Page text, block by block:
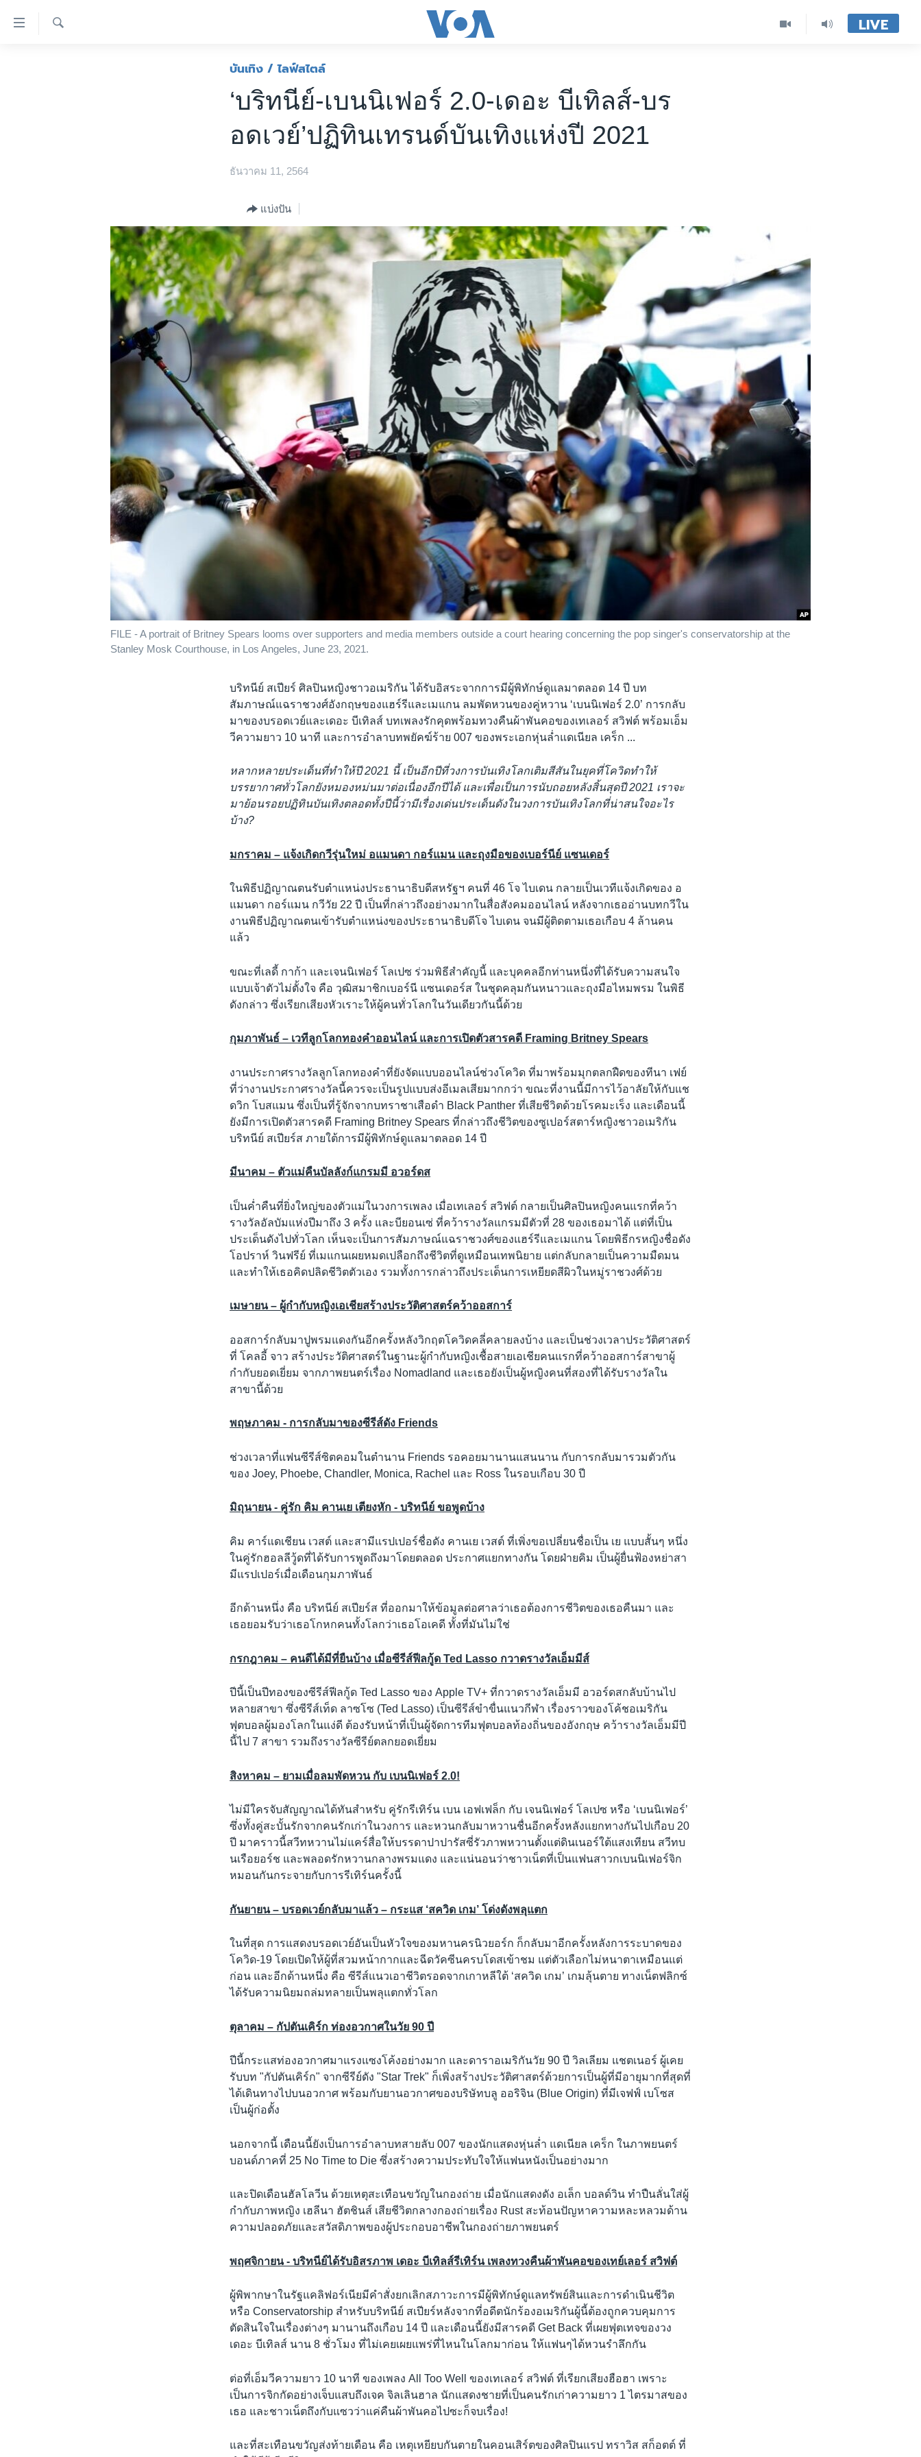
LIVE
บันเทิง / ไลฟ์สไตล์
‘บริทนีย์-เบนนิเฟอร์ 2.0-เดอะ บีเทิลส์-บร
อดเวย์’ปฏิทินเทรนด์บันเทิงแห่งปี 2021
ธันวาคม 11, 2564
แบ่งปัน
FILE - A portrait of Britney Spears looms over supporters and media members outside a court hearing concerning the pop singer's conservatorship at the
Stanley Mosk Courthouse, in Los Angeles, June 23, 2021.
บริทนีย์ สเปียร์ ศิลปินหญิงชาวอเมริกัน ได้รับอิสระจากการมีผู้พิทักษ์ดูแลมาตลอด 14 ปี บท
สัมภาษณ์แฉราชวงศ์อังกฤษของแฮร์รีและเมแกน ลมพัดหวนของคู่หวาน ‘เบนนิเฟอร์ 2.0’ การกลับ
มาของบรอดเวย์และเดอะ บีเทิลส์ บทเพลงรักคุดพร้อมทวงคืนผ้าพันคอของเทเลอร์ สวิฟต์ พร้อมเอ็ม
วีความยาว 10 นาที และการอำลาบทพยัคฆ์ร้าย 007 ของพระเอกหุ่นล่ำแดเนียล เคร็ก ...
หลากหลายประเด็นที่ทำให้ปี 2021 นี้ เป็นอีกปีที่วงการบันเทิงโลกเติมสีสันในยุคที่โควิดทำให้
บรรยากาศทั่วโลกยังหมองหม่นมาต่อเนื่องอีกปีได้ และเพื่อเป็นการนับถอยหลังสิ้นสุดปี 2021 เราจะ
มาย้อนรอยปฏิทินบันเทิงตลอดทั้งปีนี้ว่ามีเรื่องเด่นประเด็นดังในวงการบันเทิงโลกที่น่าสนใจอะไร
บ้าง?
มกราคม – แจ้งเกิดกวีรุ่นใหม่ อแมนดา กอร์แมน และถุงมือของเบอร์นีย์ แซนเดอร์
ในพิธีปฏิญาณตนรับตำแหน่งประธานาธิบดีสหรัฐฯ คนที่ 46 โจ ไบเดน กลายเป็นเวทีแจ้งเกิดของ อ
แมนดา กอร์แมน กวีวัย 22 ปี เป็นที่กล่าวถึงอย่างมากในสื่อสังคมออนไลน์ หลังจากเธออ่านบทกวีใน
งานพิธีปฏิญาณตนเข้ารับตำแหน่งของประธานาธิบดีโจ ไบเดน จนมีผู้ติดตามเธอเกือบ 4 ล้านคน
แล้ว
ขณะที่เลดี้ กาก้า และเจนนิเฟอร์ โลเปซ ร่วมพิธีสำคัญนี้ และบุคคลอีกท่านหนึ่งที่ได้รับความสนใจ
แบบเจ้าตัวไม่ตั้งใจ คือ วุฒิสมาชิกเบอร์นี แซนเดอร์ส ในชุดคลุมกันหนาวและถุงมือไหมพรม ในพิธี
ดังกล่าว ซึ่งเรียกเสียงหัวเราะให้ผู้คนทั่วโลกในวันเดียวกันนี้ด้วย
กุมภาพันธ์ – เวทีลูกโลกทองคำออนไลน์ และการเปิดตัวสารคดี Framing Britney Spears
งานประกาศรางวัลลูกโลกทองคำที่ยังจัดแบบออนไลน์ช่วงโควิด ที่มาพร้อมมุกตลกฝืดของทีนา เฟย์
ที่ว่างานประกาศรางวัลนี้ควรจะเป็นรูปแบบส่งอีเมลเสียมากกว่า ขณะที่งานนี้มีการไว้อาลัยให้กับแช
ดวิก โบสแมน ซึ่งเป็นที่รู้จักจากบทราชาเสือดำ Black Panther ที่เสียชีวิตด้วยโรคมะเร็ง และเดือนนี้
ยังมีการเปิดตัวสารคดี Framing Britney Spears ที่กล่าวถึงชีวิตของซูเปอร์สตาร์หญิงชาวอเมริกัน
บริทนีย์ สเปียร์ส ภายใต้การมีผู้พิทักษ์ดูแลมาตลอด 14 ปี
มีนาคม – ตัวแม่คืนบัลลังก์แกรมมี อวอร์ดส
เป็นค่ำคืนที่ยิ่งใหญ่ของตัวแม่ในวงการเพลง เมื่อเทเลอร์ สวิฟต์ กลายเป็นศิลปินหญิงคนแรกที่คว้า
รางวัลอัลบัมแห่งปีมาถึง 3 ครั้ง และบียอนเซ่ ที่คว้ารางวัลแกรมมีตัวที่ 28 ของเธอมาได้ แต่ที่เป็น
ประเด็นดังไปทั่วโลก เห็นจะเป็นการสัมภาษณ์แฉราชวงศ์ของแฮร์รีและเมแกน โดยพิธีกรหญิงชื่อดัง
โอปราห์ วินฟรีย์ ที่เมแกนเผยหมดเปลือกถึงชีวิตที่ดูเหมือนเทพนิยาย แต่กลับกลายเป็นความมืดมน
และทำให้เธอคิดปลิดชีวิตตัวเอง รวมทั้งการกล่าวถึงประเด็นการเหยียดสีผิวในหมู่ราชวงศ์ด้วย
เมษายน – ผู้กำกับหญิงเอเชียสร้างประวัติศาสตร์คว้าออสการ์
ออสการ์กลับมาปูพรมแดงกันอีกครั้งหลังวิกฤตโควิดคลี่คลายลงบ้าง และเป็นช่วงเวลาประวัติศาสตร์
ที่ โคลอี้ จาว สร้างประวัติศาสตร์ในฐานะผู้กำกับหญิงเชื้อสายเอเชียคนแรกที่คว้าออสการ์สาขาผู้
กำกับยอดเยี่ยม จากภาพยนตร์เรื่อง Nomadland และเธอยังเป็นผู้หญิงคนที่สองที่ได้รับรางวัลใน
สาขานี้ด้วย
พฤษภาคม - การกลับมาของซีรีส์ดัง Friends
ช่วงเวลาที่แฟนซีรีส์ซิตคอมในตำนาน Friends รอคอยมานานแสนนาน กับการกลับมารวมตัวกัน
ของ Joey, Phoebe, Chandler, Monica, Rachel และ Ross ในรอบเกือบ 30 ปี
มิถุนายน - คู่รัก คิม คานเย เตียงหัก - บริทนีย์ ขอพูดบ้าง
คิม คาร์แดเชียน เวสต์ และสามีแรปเปอร์ชื่อดัง คานเย เวสต์ ที่เพิ่งขอเปลี่ยนชื่อเป็น เย แบบสั้นๆ หนึ่ง
ในคู่รักฮอลลีวู้ดที่ได้รับการพูดถึงมาโดยตลอด ประกาศแยกทางกัน โดยฝ่ายคิม เป็นผู้ยื่นฟ้องหย่าสา
มีแรปเปอร์เมื่อเดือนกุมภาพันธ์
อีกด้านหนึ่ง คือ บริทนีย์ สเปียร์ส ที่ออกมาให้ข้อมูลต่อศาลว่าเธอต้องการชีวิตของเธอคืนมา และ
เธอยอมรับว่าเธอโกหกคนทั้งโลกว่าเธอโอเคดี ทั้งที่มันไม่ใช่
กรกฎาคม – คนดีได้มีที่ยืนบ้าง เมื่อซีรีส์ฟีลกู้ด Ted Lasso กวาดรางวัลเอ็มมีส์
ปีนี้เป็นปีทองของซีรีส์ฟีลกู้ด Ted Lasso ของ Apple TV+ ที่กวาดรางวัลเอ็มมี อวอร์ดสกลับบ้านไป
หลายสาขา ซึ่งซีรีส์เท็ด ลาซโซ (Ted Lasso) เป็นซีรีส์ขำขื่นแนวกีฬา เรื่องราวของโค้ชอเมริกัน
ฟุตบอลผู้มองโลกในแง่ดี ต้องรับหน้าที่เป็นผู้จัดการทีมฟุตบอลท้องถิ่นของอังกฤษ คว้ารางวัลเอ็มมีปี
นี้ไป 7 สาขา รวมถึงรางวัลซีรีย์ตลกยอดเยี่ยม
สิงหาคม – ยามเมื่อลมพัดหวน กับ เบนนิเฟอร์ 2.0!
ไม่มีใครจับสัญญาณได้ทันสำหรับ คู่รักรีเทิร์น เบน เอฟเฟล็ก กับ เจนนิเฟอร์ โลเปซ หรือ ‘เบนนิเฟอร์’
ซึ่งทั้งคู่สะบั้นรักจากคนรักเก่าในวงการ และหวนกลับมาหวานชื่นอีกครั้งหลังแยกทางกันไปเกือบ 20
ปี มาคราวนี้สวีทหวานไม่แคร์สื่อให้บรรดาปาปารัสซี่รัวภาพหวานตั้งแต่ดินเนอร์ใต้แสงเทียน สวีทบ
นเรือยอร์ช และพลอดรักหวานกลางพรมแดง และแน่นอนว่าชาวเน็ตที่เป็นแฟนสาวกเบนนิเฟอร์จิก
หมอนกันกระจายกับการรีเทิร์นครั้งนี้
กันยายน – บรอดเวย์กลับมาแล้ว – กระแส ‘สควิด เกม’โด่งดังพลุแตก
ในที่สุด การแสดงบรอดเวย์อันเป็นหัวใจของมหานครนิวยอร์ก ก็กลับมาอีกครั้งหลังการระบาดของ
โควิด-19 โดยเปิดให้ผู้ที่สวมหน้ากากและฉีดวัคซีนครบโดสเข้าชม แต่ตัวเลือกไม่หนาตาเหมือนแต่
ก่อน และอีกด้านหนึ่ง คือ ซีรีส์แนวเอาชีวิตรอดจากเกาหลีใต้ ‘สควิด เกม’ เกมลุ้นตาย ทางเน็ตฟลิกซ์
ได้รับความนิยมถล่มทลายเป็นพลุแตกทั่วโลก
ตุลาคม – กัปตันเคิร์ก ท่องอวกาศในวัย 90 ปี
ปีนี้กระแสท่องอวกาศมาแรงแซงโค้งอย่างมาก และดาราอเมริกันวัย 90 ปี วิลเลียม แชตเนอร์ ผู้เคย
รับบท "กัปตันเคิร์ก" จากซีรีย์ดัง "Star Trek" ก็เพิ่งสร้างประวัติศาสตร์ด้วยการเป็นผู้ที่มีอายุมากที่สุดที่
ได้เดินทางไปบนอวกาศ พร้อมกับยานอวกาศของบริษัทบลู ออริจิน (Blue Origin) ที่มีเจฟฟ์ เบโซส
เป็นผู้ก่อตั้ง
นอกจากนี้ เดือนนี้ยังเป็นการอำลาบทสายลับ 007 ของนักแสดงหุ่นล่ำ แดเนียล เคร็ก ในภาพยนตร์
บอนด์ภาคที่ 25 No Time to Die ซึ่งสร้างความประทับใจให้แฟนหนังเป็นอย่างมาก
และปิดเดือนฮัลโลวีน ด้วยเหตุสะเทือนขวัญในกองถ่าย เมื่อนักแสดงดัง อเล็ก บอลด์วิน ทำปืนลั่นใส่ผู้
กำกับภาพหญิง เฮลีนา ฮัตชินส์ เสียชีวิตกลางกองถ่ายเรื่อง Rust สะท้อนปัญหาความหละหลวมด้าน
ความปลอดภัยและสวัสดิภาพของผู้ประกอบอาชีพในกองถ่ายภาพยนตร์
พฤศจิกายน - บริทนีย์ได้รับอิสรภาพ เดอะ บีเทิลส์รีเทิร์น เพลงทวงคืนผ้าพันคอของเทย์เลอร์ สวิฟต์
ผู้พิพากษาในรัฐแคลิฟอร์เนียมีคำสั่งยกเลิกสภาวะการมีผู้พิทักษ์ดูแลทรัพย์สินและการดำเนินชีวิต
หรือ Conservatorship สำหรับบริทนีย์ สเปียร์หลังจากที่อดีตนักร้องอเมริกันผู้นี้ต้องถูกควบคุมการ
ตัดสินใจในเรื่องต่างๆ มานานถึงเกือบ 14 ปี และเดือนนี้ยังมีสารคดี Get Back ที่เผยฟุตเทจของวง
เดอะ บีเทิลส์ นาน 8 ชั่วโมง ที่ไม่เคยเผยแพร่ที่ไหนในโลกมาก่อน ให้แฟนๆได้หวนรำลึกกัน
ต่อที่เอ็มวีความยาว 10 นาที ของเพลง All Too Well ของเทเลอร์ สวิฟต์ ที่เรียกเสียงฮือฮา เพราะ
เป็นการจิกกัดอย่างเจ็บแสบถึงเจค จิลเลินฮาล นักแสดงชายที่เป็นคนรักเก่าความยาว 1 ไตรมาสของ
เธอ และชาวเน็ตถึงกับแซวว่าแค่คืนผ้าพันคอไปซะก็จบเรื่อง!
และที่สะเทือนขวัญส่งท้ายเดือน คือ เหตุเหยียบกันตายในคอนเสิร์ตของศิลปินแรป ทราวิส สก็อตต์ ที่